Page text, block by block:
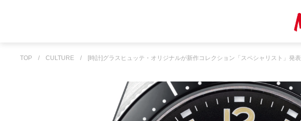
TOP / CULTURE / [時計]グラスヒュッテ・オリジナルが新作コレクション「スペシャリスト」発表